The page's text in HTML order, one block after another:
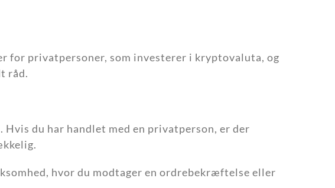
for privatpersoner, som investerer i kryptovaluta, og
råd.
du har handlet med en privatperson, er der
hvor du modtager en ordrebekræftelse eller